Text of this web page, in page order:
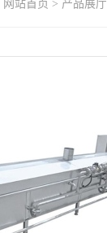
网站首页 > 产品展厅